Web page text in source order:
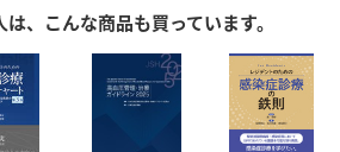
、こんな商品も買っています。